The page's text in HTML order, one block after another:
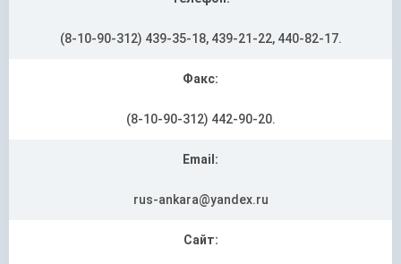
(8-10-90-312) 439-35-18, 439-21-22, 440-82-17.
Факс:
(8-10-90-312) 442-90-20.
Email:
rus-ankara@yandex.ru
Сайт: